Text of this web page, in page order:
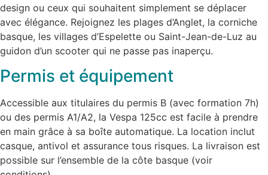
design ou ceux qui souhaitent simplement se déplacer
avec élégance. Rejoignez les plages d’Anglet, la corniche
basque, les villages d’Espelette ou Saint-Jean-de-Luz au
guidon d’un scooter qui ne passe pas inaperçu.
Permis et équipement
Accessible aux titulaires du permis B (avec formation 7h)
ou des permis A1/A2, la Vespa 125cc est facile à prendre
en main grâce à sa boîte automatique. La location inclut
casque, antivol et assurance tous risques. La livraison est
possible sur l’ensemble de la côte basque (voir